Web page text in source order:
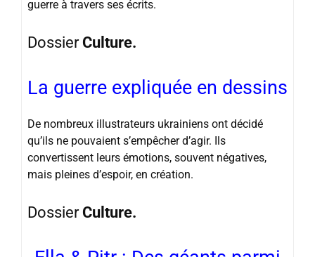
guerre à travers ses écrits.
Dossier Culture.
La guerre expliquée en dessins
De nombreux illustrateurs ukrainiens ont décidé
qu’ils ne pouvaient s’empêcher d’agir. Ils
convertissent leurs émotions, souvent négatives,
mais pleines d’espoir, en création.
Dossier Culture.